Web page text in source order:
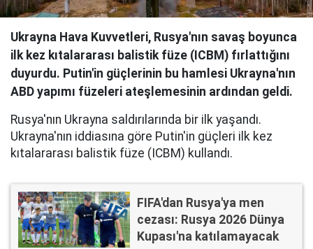
Ukrayna Hava Kuvvetleri, Rusya'nın savaş boyunca
ilk kez kıtalararası balistik füze (ICBM) fırlattığını
duyurdu. Putin'in güçlerinin bu hamlesi Ukrayna'nın
ABD yapımı füzeleri ateşlemesinin ardından geldi.
Rusya'nın Ukrayna saldırılarında bir ilk yaşandı.
Ukrayna'nın iddiasına göre Putin'in güçleri ilk kez
kıtalararası balistik füze (ICBM) kullandı.
FIFA'dan Rusya'ya men
cezası: Rusya 2026 Dünya
Kupası'na katılamayacak